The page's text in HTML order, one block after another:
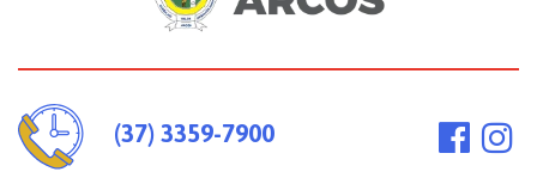
(37) 3359-7900